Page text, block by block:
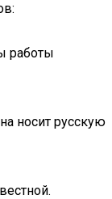
работы
носит русскую